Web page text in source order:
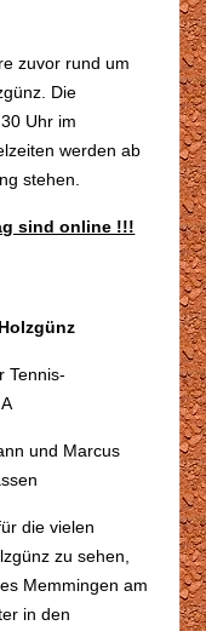
zuvor rund um
Die
Uhr im
werden ab
stehen.
sind online !!!
Tennis-
und Marcus
die vielen
zu sehen,
Memmingen am
in den